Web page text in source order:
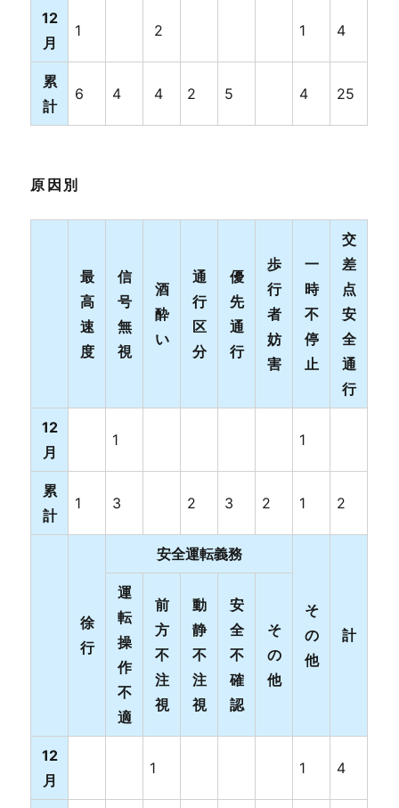
12
月
1 2 1 4
累
計
6 4 4 2 5 4 25
原因別
最
高
速
度
信
号
無
視
酒
酔
い
通
行
区
分
優
先
通
行
歩
行
者
妨
害
一
時
不
停
止
交
差
点
安
全
通
行
12
月
1 1
累
計
1 3 2 3 2 1 2
徐
行
安全運転義務
そ
の
他
計
運
転
操
作
不
適
前
方
不
注
視
動
静
不
注
視
安
全
不
確
認
そ
の
他
12
月
1 1 4